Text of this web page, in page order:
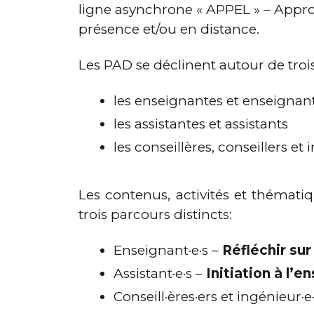
ligne asynchrone « APPEL » –
présence et/ou en distance.
Les PAD se déclinent autour de
les enseignantes et
les assistantes et assistants
les conseillères, conseillers et
Les contenus, activités et
trois parcours distincts:
Enseignant·e·s – Réfléchir
Assistant·e·s – Initiation à
Conseill·ères·ers et